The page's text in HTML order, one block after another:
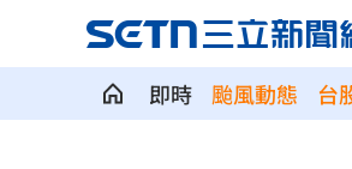
即時 颱風動態 台